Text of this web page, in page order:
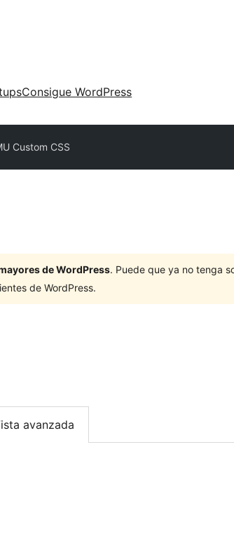
Consigue WordPress
Custom CSS
de WordPress. Puede que ya no tenga
de WordPress.
avanzada